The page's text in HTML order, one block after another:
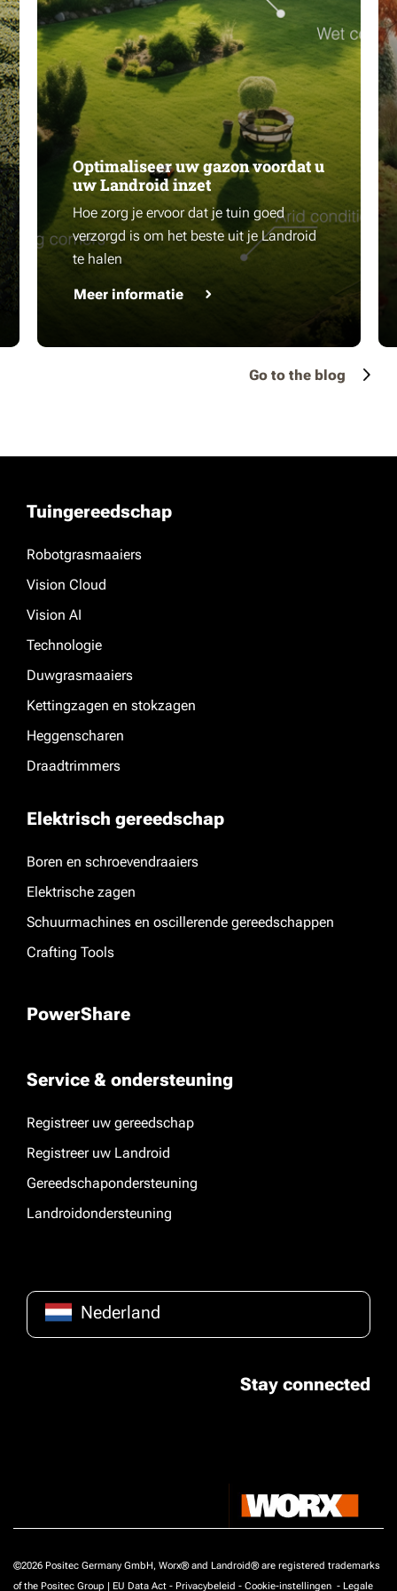
Optimaliseer uw gazon voordat u
uw Landroid inzet
Hoe zorg je ervoor dat je tuin goed
verzorgd is om het beste uit je Landroid
te halen
Meer informatie
Go to the blog
Tuingereedschap
Robotgrasmaaiers
Vision Cloud
Vision AI
Technologie
Duwgrasmaaiers
Kettingzagen en stokzagen
Heggenscharen
Draadtrimmers
Elektrisch gereedschap
Boren en schroevendraaiers
Elektrische zagen
Schuurmachines en oscillerende gereedschappen
Crafting Tools
PowerShare
Service & ondersteuning
Registreer uw gereedschap
Registreer uw Landroid
Gereedschapondersteuning
Landroidondersteuning
Nederland
Stay connected
©2026 Positec Germany GmbH, Worx® and Landroid® are registered trademarks
of the Positec Group | EU Data Act - Privacybeleid - Cookie-instellingen - Legale